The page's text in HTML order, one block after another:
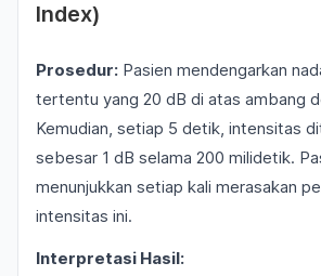
Index)
Prosedur: Pasien mendengarkan
tertentu yang 20 dB di atas ambang
Kemudian, setiap 5 detik, intensitas
sebesar 1 dB selama 200 milidetik.
menunjukkan setiap kali merasakan
intensitas ini.
Interpretasi Hasil: